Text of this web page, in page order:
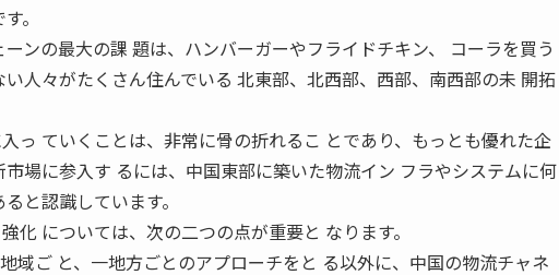
。
ンの最大の課 題は、ハンバーガーやフライドチキン、 コーラを買う
人々がたくさん住んでいる 北東部、北西部、西部、南西部の未 開拓
っ ていくことは、非常に骨の折れるこ とであり、もっとも優れた企
場に参入す るには、中国東部に築いた物流イン フラやシステムに何
と認識しています。
化 については、次の二つの点が重要と なります。
域ご と、一地方ごとのアプローチをと る以外に、中国の物流チャネ